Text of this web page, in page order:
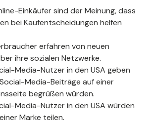
Einkäufer sind der Meinung, dass
bei Kaufentscheidungen helfen
erfahren von neuen
ihre sozialen Netzwerke.
Media-Nutzer in den USA geben
Media-Beiträge auf einer
begrüßen würden.
Media-Nutzer in den USA würden
Marke teilen.